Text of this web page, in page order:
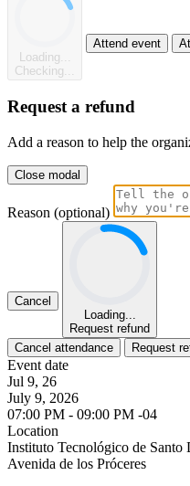
Loading...
Checking...
Attend event
Request a refund
Add a reason to help the
Close modal
Reason (optional)
Cancel
Loading...
Request refund
Cancel attendance
Request
Event date
Jul 9, 26
July 9, 2026
07:00 PM - 09:00 PM -04
Location
Instituto Tecnológico de Santo
Avenida de los Próceres